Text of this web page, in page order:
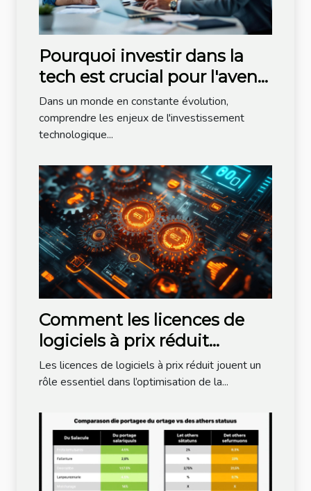
Pourquoi investir dans la
tech est crucial pour l'avenir
économique ?
Dans un monde en constante évolution,
comprendre les enjeux de l'investissement
technologique...
Comment les licences de
logiciels à prix réduit
stimulent la productivité?
Les licences de logiciels à prix réduit jouent un
rôle essentiel dans l’optimisation de la...